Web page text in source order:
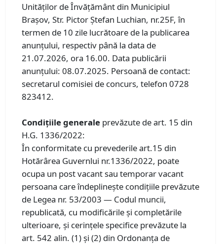
Unităților de Învățământ din Municipiul
Brașov, Str. Pictor Ștefan Luchian, nr.25F, în
termen de 10 zile lucrătoare de la publicarea
anunțului, respectiv până la data de
21.07.2026, ora 16.00. Data publicării
anunțului: 08.07.2025. Persoană de contact:
secretarul comisiei de concurs, telefon 0728
823412.
Condiţiile generale prevăzute de art. 15 din
H.G. 1336/2022:
În conformitate cu prevederile art.15 din
Hotărârea Guvernlui nr.1336/2022, poate
ocupa un post vacant sau temporar vacant
persoana care îndeplinește condițiile prevăzute
de Legea nr. 53/2003 — Codul muncii,
republicată, cu modificările și completările
ulterioare, și cerințele specifice prevăzute la
art. 542 alin. (1) și (2) din Ordonanța de